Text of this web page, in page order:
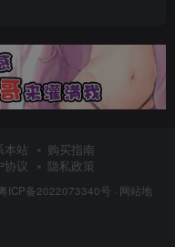
本站
购买指南
协议 隐私政策
粤ICP备2022073340号 · 网站地